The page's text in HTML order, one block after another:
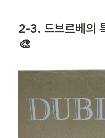
2-3. 드브르베의
🎨